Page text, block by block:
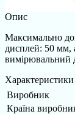
Опис
Максимально
дисплей: 50 мм,
вимірювальний
Характеристики
Виробник
Країна